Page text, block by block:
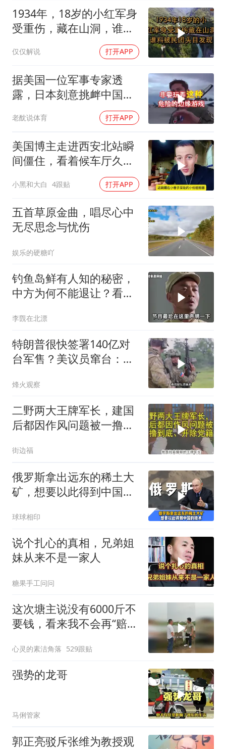
曹颖儿子首次演长剧
总书记点赞的非遗苗绣焕发新生机
1934年，18岁的小红军身
受重伤，藏在山洞，谁料
仅仅解说 打开APP
据美国一位军事专家透
露，日本刻意挑衅中国，
是为了实现别的目标
老酖说体育 打开APP
美国博主走进西安北站瞬
间僵住，看着候车厅久久
小黑和大白 4跟贴 打开APP
五首草原金曲，唱尽心中
无尽思念与忧伤
娱乐的硬糖吖
钓鱼岛鲜有人知的秘密，
中方为何不能退让？看完
李覴在北漂
特朗普很快签署140亿对
台军售？美议员窜台：必
烽火观察
二野两大王牌军长，建国
后都因作风问题被一撸到
街边福
俄罗斯拿出远东的稀土大
矿，想要以此得到中国独
球球相印
说个扎心的真相，兄弟姐
妹从来不是一家人
糖果手工问问
这次塘主说没有6000斤不
要钱，看来我不会再“赔
心灵的素洁角落 529跟贴
强势的龙哥
马俐管家
郭正亮驳斥张维为教授观